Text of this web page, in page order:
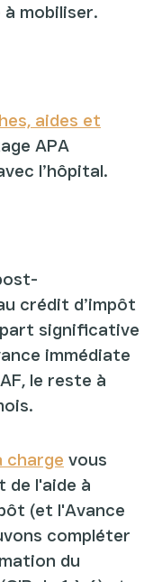
à mobiliser.
aides et
APA
l’hôpital.
crédit d’impôt
part significative
immédiate
le reste à
charge vous
de l'aide à
(et l'Avance
compléter
du